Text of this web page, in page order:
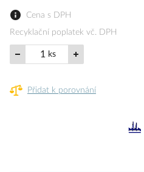
Cena s DPH
Recyklační poplatek vč. DPH
ks
Přidat k porovnání